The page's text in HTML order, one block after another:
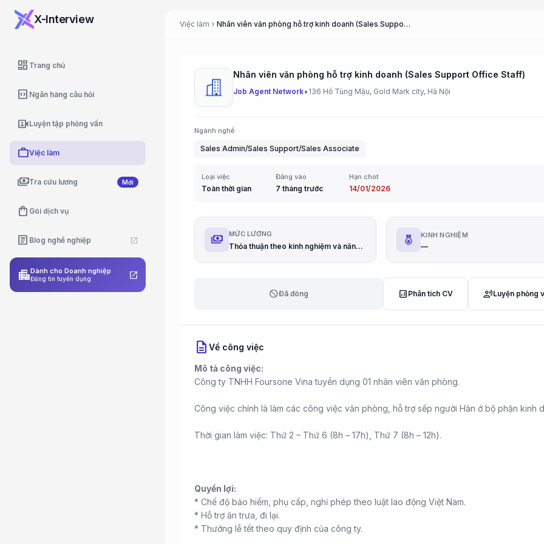
X-Interview
dashboard Trang chủ
code_blocks Ngân hàng câu hỏi
video_camera_frontLuyện tập phỏng vấn
workViệc làm
paymentsTra cứu lương Mới
shopping_bag Gói dịch vụ
article Blog nghề nghiệp open_in_new
apartmentDành cho Doanh nghiệp
Đăng tin tuyển dụng open_in_new
Việc làm chevron_right Nhân viên văn phòng hỗ trợ kinh doanh (Sales Support Office Staff)
Nhân viên văn phòng hỗ trợ kinh doanh (Sales Support Office Staff)
Job Agent Network• 136 Hồ Tùng Mậu, Gold Mark city, Hà Nội
Ngành nghề
Sales Admin/Sales Support/Sales Associate
Loại việc
Toàn thời gian
Đăng vào
7 tháng trước
Hạn chót
14/01/2026
payments MỨC LƯƠNG
Thỏa thuận theo kinh nghiệm và năng lực
KINH NGHIỆM
—
blockĐã đóng analytics Phân tích CV record_voice_overLuyện phỏng
description Về công việc
Mô tả công việc:
Công ty TNHH Foursone Vina tuyển dụng 01 nhân viên văn phòng.
Công việc chính là làm các công việc văn phòng, hỗ trợ sếp người Hàn ở bộ phận kinh
Thời gian làm việc: Thứ 2 – Thứ 6 (8h – 17h), Thứ 7 (8h – 12h).
Quyền lợi:
* Chế độ bảo hiểm, phụ cấp, nghỉ phép theo luật lao động Việt Nam.
* Hỗ trợ ăn trưa, đi lại.
* Thưởng lễ tết theo quy định của công ty.